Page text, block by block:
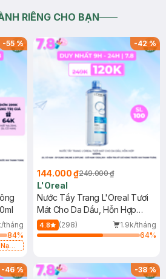
RIÊNG CHO BẠN
-55%
tháng
84%
-42%
144.000 ₫249.000 ₫
L'Oreal
Nước Tẩy Trang L'Oreal Tươi
Mát Cho Da Dầu, Hỗn Hợp
400ml
4.8 (298)
1.9k/tháng
64%
-46% -38%